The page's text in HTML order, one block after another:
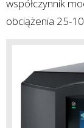
współczynnik
obciążenia 25-